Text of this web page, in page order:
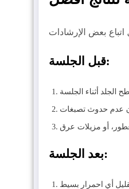
قبل الجلسة:
بعد الجلسة: